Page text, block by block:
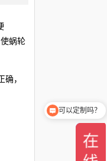
蜗轮
，
可以定制吗？